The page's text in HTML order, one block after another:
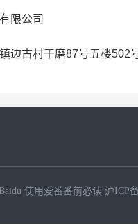
限公司
边古村干磨87号五楼502
使用爱番番前必读 沪ICP